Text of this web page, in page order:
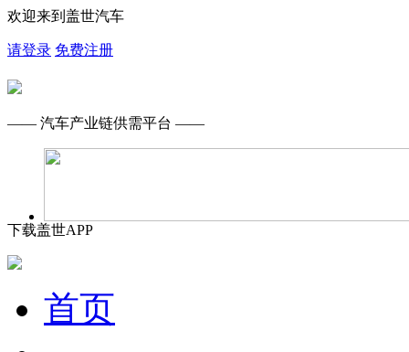
欢迎来到盖世汽车
请登录 免费注册
—— 汽车产业链供需平台 ——
下载盖世APP
首页